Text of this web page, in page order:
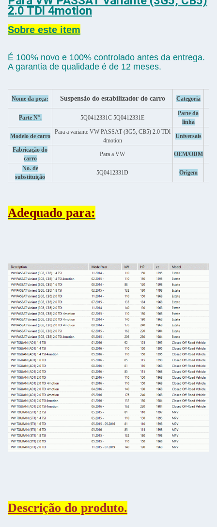
2.0 TDl 4motion
Sobre este item
É 100% novo e 100% controlado antes da entrega.
A garantia de qualidade é de 12 meses.
Nome da peça: Suspensão do estabilizador do carro Categoria
Parte N°. 5Q0412331C 5Q0412331E
Parte da
linha
Modelo de carro
Para a variante VW PASSAT (3G5, CB5) 2.0 TDl
4motion
Universais
Fabricação do
carro
Para a VW OEM/ODM
No. de
substituição
5Q0412331D Origem
Adequado para:
Descrição do produto.